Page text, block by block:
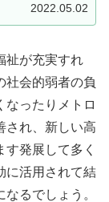
2022.05.02
祉が充実すれ
社会的弱者の負
なったりメトロ
され、新しい高
発展して多く
に活用されて結
るでしょう。